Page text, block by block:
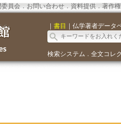
委員会． お問い合わせ． 資料提供． 著作
｜ 書目 ｜ 仏学著者データ
検索システム ． 全文コレ